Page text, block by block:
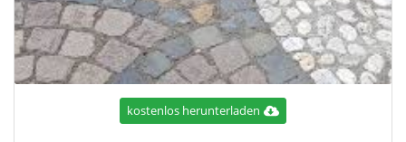
kostenlos herunterladen